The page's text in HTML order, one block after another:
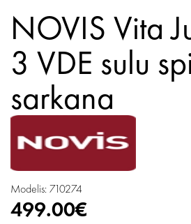
NOVIS Vita Juicer SX-
3 VDE sulu
sarkana
Modelis: 710274
499.00€